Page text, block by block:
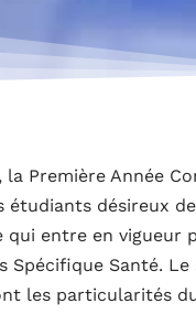
la Première Année
désireux
entre en vigueur
Spécifique Santé.
les particularités